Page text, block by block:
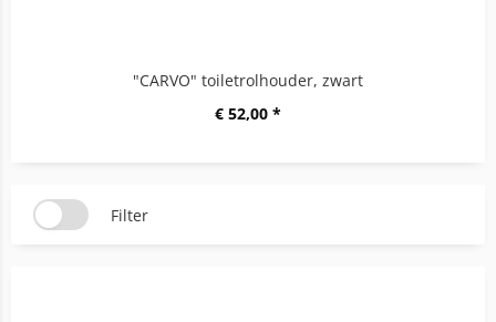
"CARVO" toiletrolhouder, zwart
€ 52,00 *
Filter